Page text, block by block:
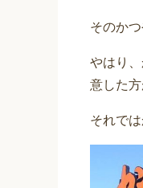
そのか
やはり
意した方
それで